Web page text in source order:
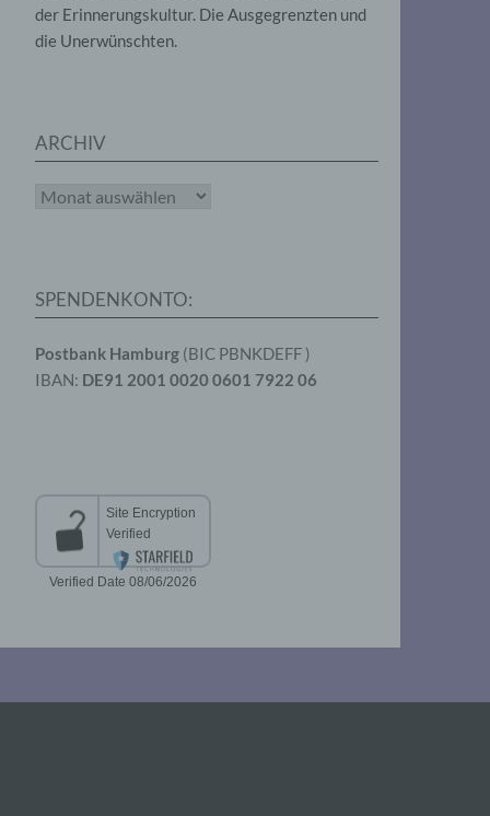
der Erinnerungskultur. Die Ausgegrenzten und
die Unerwünschten.
ARCHIV
Archiv
SPENDENKONTO:
Postbank Hamburg (BIC PBNKDEFF )
IBAN: DE91 2001 0020 0601 7922 06